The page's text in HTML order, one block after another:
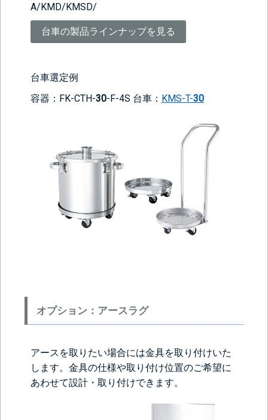
A/KMD/KMSD/
台車の製品ラインナップを見る
台車選定例
容器：FK-CTH-30-F-4S 台車： KMS-T-30
オプション：アースラグ
アースを取りたい場合には金具を取り付けいた
します。金具の仕様や取り付け位置のご希望に
あわせて設計・取り付けできます。